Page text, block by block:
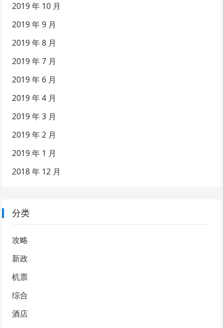
2019 年 10 月
2019 年 9 月
2019 年 8 月
2019 年 7 月
2019 年 6 月
2019 年 4 月
2019 年 3 月
2019 年 2 月
2019 年 1 月
2018 年 12 月
分类
攻略
新政
机票
综合
酒店